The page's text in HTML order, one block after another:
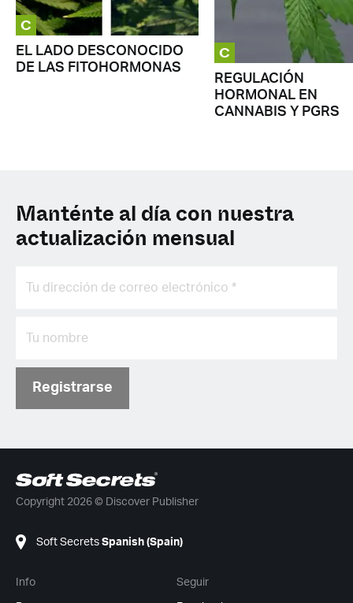
C
EL LADO DESCONOCIDO
DE LAS FITOHORMONAS
C
REGULACIÓN
HORMONAL EN
CANNABIS Y PGRS
Manténte al día con nuestra
actualización mensual
Registrarse
Copyright 2026 © Discover Publisher
Soft Secrets Spanish (Spain)
Info Seguir